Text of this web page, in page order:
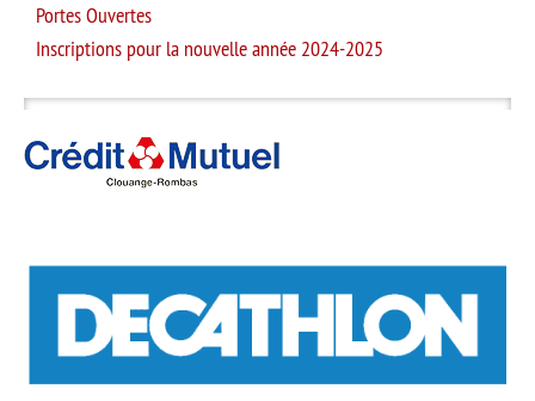
Portes Ouvertes
Inscriptions pour la nouvelle année 2024-2025